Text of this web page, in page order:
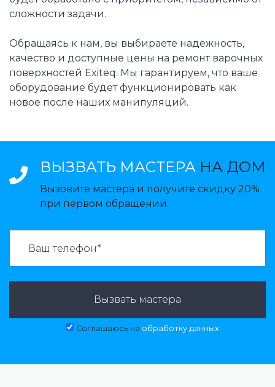
сложности задачи.
Обращаясь к нам, вы выбираете надежность,
качество и доступные цены на ремонт варочных
поверхностей Exiteq. Мы гарантируем, что ваше
оборудование будет функционировать как
новое после наших манипуляций.
ВЫЗВАТЬ МАСТЕРА НА ДОМ
Вызовите мастера и получите скидку 20%
при первом обращении.
Вызвать мастера
Соглашаюсь на обработку данных